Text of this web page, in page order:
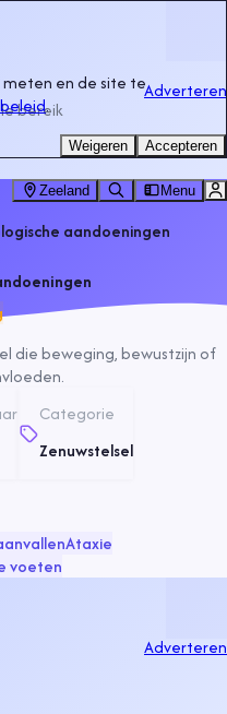
bereik
Adverteren
Zeeland Menu
aandoeningen
die beweging, bewustzijn of
Categorie
Zenuwstelsel
Ataxie
voeten
Adverteren
en de site te
.
Weigeren Accepteren